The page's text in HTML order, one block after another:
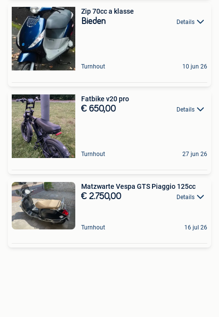
Zip 70cc a klasse
Bieden Details
Turnhout 10 jun 26
Fatbike v20 pro
€ 650,00 Details
Turnhout 27 jun 26
Matzwarte Vespa GTS Piaggio 125cc
€ 2.750,00 Details
Turnhout 16 jul 26